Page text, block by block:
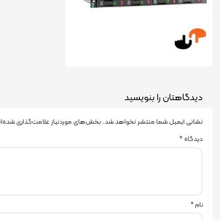
دیدگاهتان را بنویسید
نشانی ایمیل شما منتشر نخواهد شد. بخش‌های موردنیاز علامت‌گذاری
دیدگاه*
نام *